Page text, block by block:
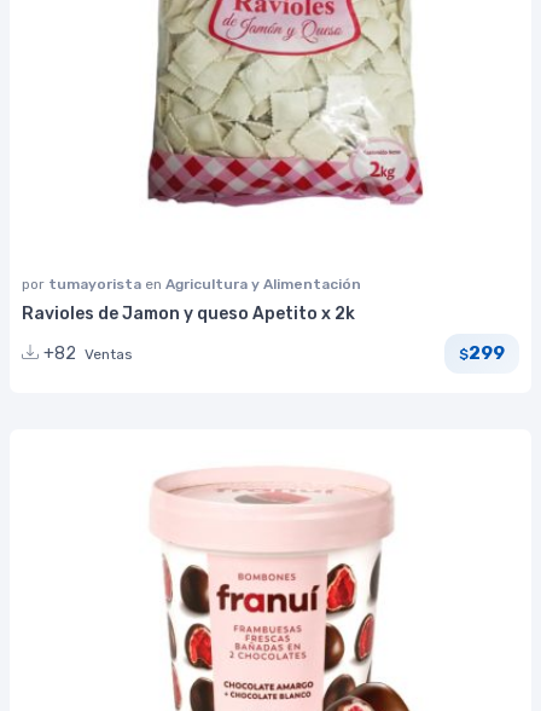
por tumayorista en Agricultura y Alimentación
Ravioles de Jamon y queso Apetito x 2k
+82 Ventas $299